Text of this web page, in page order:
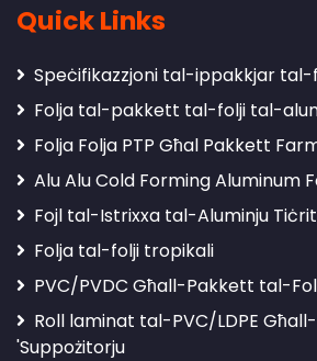
Quick Links
Speċifikazzjoni tal-ippakkjar
Folja tal-pakkett tal-folji tal-
Folja Folja PTP Għal Pakkett
Alu Alu Cold Forming Aluminum
Fojl tal-Istrixxa tal-Aluminju
Folja tal-folji tropikali
PVC/PVDC Għall-Pakkett tal-
Roll laminat tal-PVC/LDPE
'Suppożitorju